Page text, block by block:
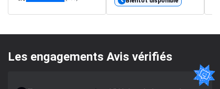
Les engagements Avis vérifiés